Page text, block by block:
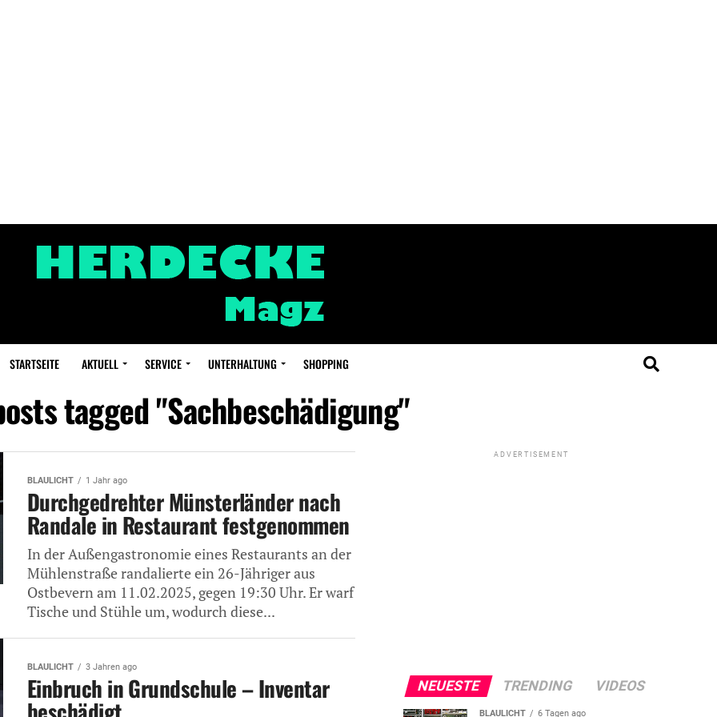
STARTSEITE AKTUELL SERVICE UNTERHALTUNG SHOPPING
tagged "Sachbeschädigung"
BLAULICHT 1 Jahr ago
Durchgedrehter Münsterländer nach
Randale in Restaurant festgenommen
In der Außengastronomie eines Restaurants an der
Mühlenstraße randalierte ein 26-Jähriger aus
Ostbevern am 11.02.2025, gegen 19:30 Uhr. Er warf
Tische und Stühle um, wodurch diese...
BLAULICHT 3 Jahren ago
Einbruch in Grundschule – Inventar
ADVERTISEMENT
NEUESTE TRENDING VIDEOS
BLAULICHT 6 Tagen ago